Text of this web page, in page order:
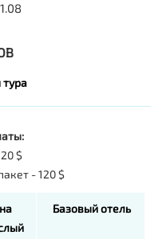
$
- 120 $
Базовый отель